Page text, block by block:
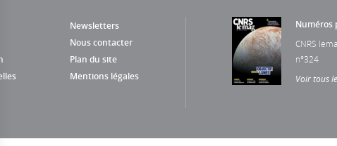
Newsletters
Nous contacter
Plan du site
Mentions légales
Numéros
CNRS
n°324
Voir tous